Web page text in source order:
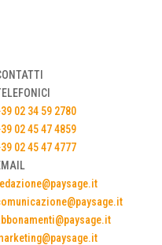
02 34 59 2780
02 45 47 4859
02 45 47 4777